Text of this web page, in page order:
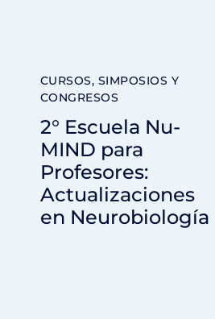
CURSOS, SIMPOSIOS Y
CONGRESOS
2° Escuela Nu-
MIND para
Profesores:
Actualizaciones
en Neurobiología